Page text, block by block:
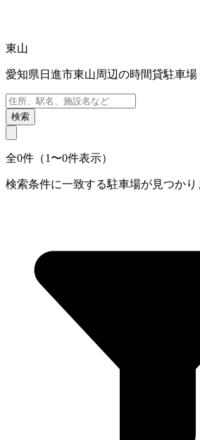
東山
愛知県日進市東山周辺の時間貸駐車場
検索
全0件（1〜0件表示）
検索条件に一致する駐車場が見つかり